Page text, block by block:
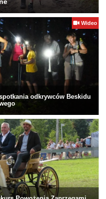
Wideo
odkrywców Beskidu